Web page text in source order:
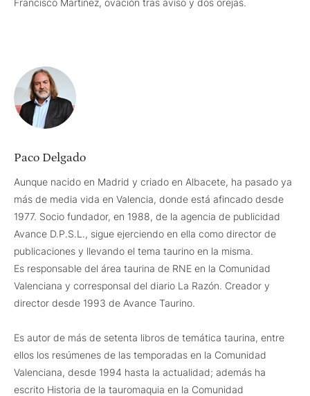
Francisco Martínez, ovación tras aviso y dos orejas.
Paco Delgado
Aunque nacido en Madrid y criado en Albacete, ha pasado ya
más de media vida en Valencia, donde está afincado desde
1977. Socio fundador, en 1988, de la agencia de publicidad
Avance D.P.S.L., sigue ejerciendo en ella como director de
publicaciones y llevando el tema taurino en la misma.
Es responsable del área taurina de RNE en la Comunidad
Valenciana y corresponsal del diario La Razón. Creador y
director desde 1993 de Avance Taurino.
Es autor de más de setenta libros de temática taurina, entre
ellos los resúmenes de las temporadas en la Comunidad
Valenciana, desde 1994 hasta la actualidad; además ha
escrito Historia de la tauromaquia en la Comunidad